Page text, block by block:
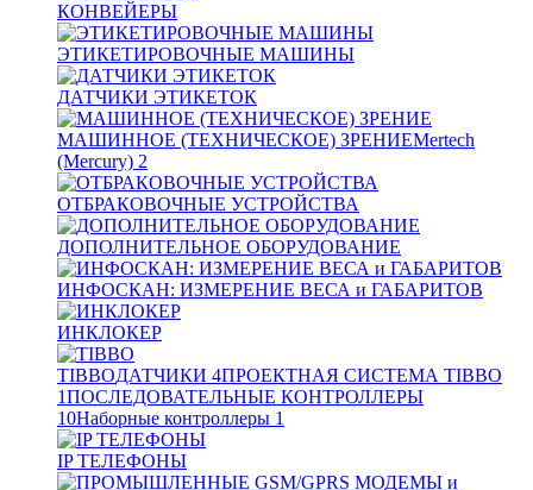
КОНВЕЙЕРЫ
ЭТИКЕТИРОВОЧНЫЕ МАШИНЫ
ДАТЧИКИ ЭТИКЕТОК
МАШИННОЕ (ТЕХНИЧЕСКОЕ) ЗРЕНИЕMertech
(Mercury) 2
ОТБРАКОВОЧНЫЕ УСТРОЙСТВА
ДОПОЛНИТЕЛЬНОЕ ОБОРУДОВАНИЕ
ИНФОСКАН: ИЗМЕРЕНИЕ ВЕСА и ГАБАРИТОВ
ИНКЛОКЕР
TIBBOДАТЧИКИ 4ПРОЕКТНАЯ СИСТЕМА TIBBO
1ПОСЛЕДОВАТЕЛЬНЫЕ КОНТРОЛЛЕРЫ
10Наборные контроллеры 1
IP ТЕЛЕФОНЫ